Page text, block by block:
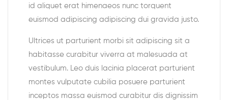
id aliquet erat himenaeos nunc torquent
euismod adipiscing adipiscing dui gravida justo.
Ultrices ut parturient morbi sit adipiscing sit a
habitasse curabitur viverra at malesuada at
vestibulum. Leo duis lacinia placerat parturient
montes vulputate cubilia posuere parturient
inceptos massa euismod curabitur dis dignissim